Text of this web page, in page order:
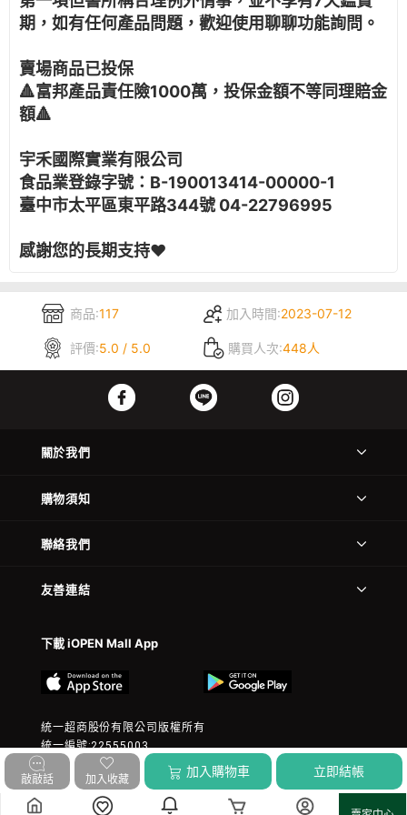
敲敲話 加入收藏
加入購物車 立即結帳
期，如有任何產品問題，歡迎使用聊聊功能詢問。
賣場商品已投保
🔺富邦產品責任險1000萬，投保金額不等同理賠金
額🔺
宇禾國際實業有限公司
食品業登錄字號：B-190013414-00000-1
臺中市太平區東平路344號 04-22796995
感謝您的長期支持❤️
商品:117 加入時間:2023-07-12
評價:5.0 / 5.0 購買人次:448人
關於我們
購物須知
聯絡我們
友善連結
下載 iOPEN Mall App
統一超商股份有限公司版權所有
統一編號:22555003
© 2023 President Chain Store Corp. All rights reserved.